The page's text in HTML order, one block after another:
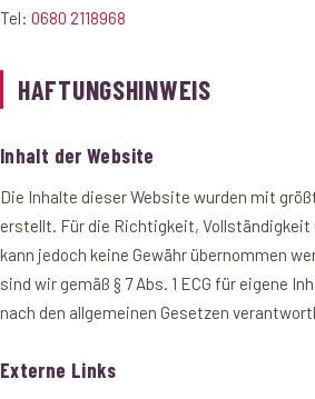
Tel: 0680 2118968
HAFTUNGSHINWEIS
Inhalt der Website
Die Inhalte dieser Website wurden mit
erstellt. Für die Richtigkeit, Vollständigkeit
kann jedoch keine Gewähr übernommen
sind wir gemäß § 7 Abs. 1 ECG für eigene
nach den allgemeinen Gesetzen
Externe Links